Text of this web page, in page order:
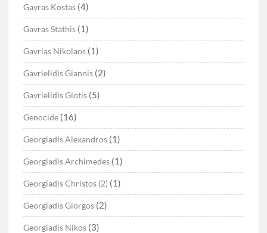
Gavras Kostas (4)
Gavras Stathis (1)
Gavrias Nikolaos (1)
Gavrielidis Giannis (2)
Gavrielidis Giotis (5)
Genocide (16)
Georgiadis Alexandros (1)
Georgiadis Archimedes (1)
Georgiadis Christos (2) (1)
Georgiadis Giorgos (2)
Georgiadis Nikos (3)